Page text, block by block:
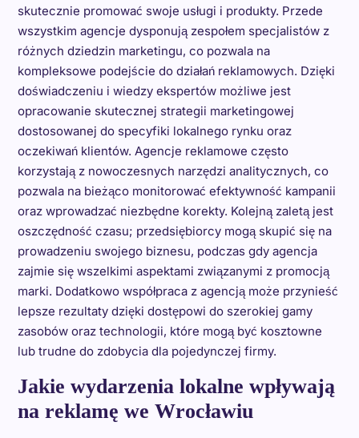
skutecznie promować swoje usługi i produkty. Przede
wszystkim agencje dysponują zespołem specjalistów z
różnych dziedzin marketingu, co pozwala na
kompleksowe podejście do działań reklamowych. Dzięki
doświadczeniu i wiedzy ekspertów możliwe jest
opracowanie skutecznej strategii marketingowej
dostosowanej do specyfiki lokalnego rynku oraz
oczekiwań klientów. Agencje reklamowe często
korzystają z nowoczesnych narzędzi analitycznych, co
pozwala na bieżąco monitorować efektywność kampanii
oraz wprowadzać niezbędne korekty. Kolejną zaletą jest
oszczędność czasu; przedsiębiorcy mogą skupić się na
prowadzeniu swojego biznesu, podczas gdy agencja
zajmie się wszelkimi aspektami związanymi z promocją
marki. Dodatkowo współpraca z agencją może przynieść
lepsze rezultaty dzięki dostępowi do szerokiej gamy
zasobów oraz technologii, które mogą być kosztowne
lub trudne do zdobycia dla pojedynczej firmy.
Jakie wydarzenia lokalne wpływają
na reklamę we Wrocławiu